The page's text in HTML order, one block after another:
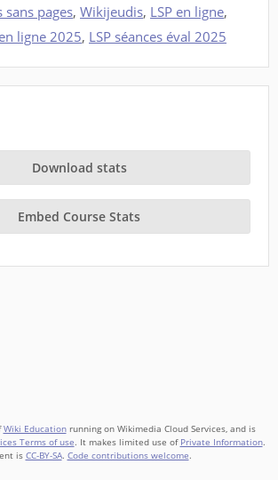
sans pages, Wikijeudis, LSP en ligne,
ligne 2025, LSP séances éval 2025
Download stats
Embed Course Stats
Wiki Educationrunning on Wikimedia Cloud Services, and is
Terms of use. It makes limited use of Private Information.
is CC-BY-SA. Code contributions welcome.